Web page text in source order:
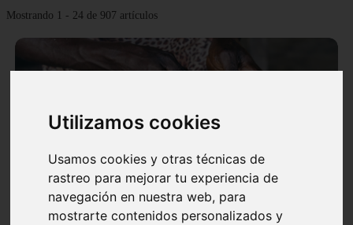
Utilizamos cookies
Usamos cookies y otras técnicas de
rastreo para mejorar tu experiencia de
navegación en nuestra web, para
mostrarte contenidos personalizados y
Mostrando 1 - 24 de 907 artículos
En África harán lo que parecía imposible: Utilizarán
moléculas de agua para cocinar sus alimentos